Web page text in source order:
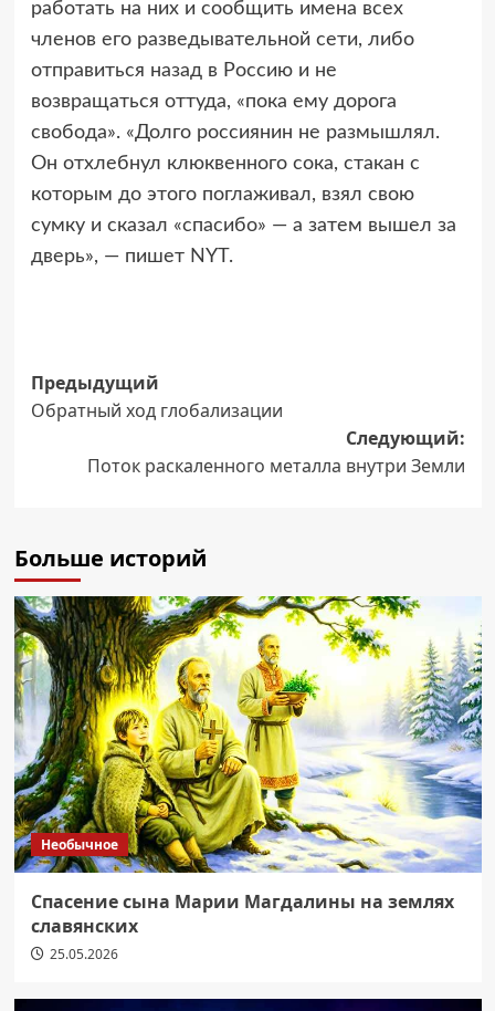
работать на них и сообщить имена всех
членов его разведывательной сети, либо
отправиться назад в Россию и не
возвращаться оттуда, «пока ему дорога
свобода». «Долго россиянин не размышлял.
Он отхлебнул клюквенного сока, стакан с
которым до этого поглаживал, взял свою
сумку и сказал «спасибо» — а затем вышел за
дверь», — пишет NYT.
Навигация
записи
Предыдущий
Обратный ход глобализации
Следующий:
Поток раскаленного металла внутри Земли
Больше историй
Необычное
Спасение сына Марии Магдалины на землях
славянских
25.05.2026